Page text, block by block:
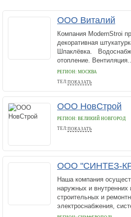
ООО Виталий
Компания ModernStroi
декоративная
Шпаклёвка.
отопление.
РЕГИОН: МОСКВА
ТЕЛ:ПОКАЗАТЬ
8985 127 28 02
ООО НовСтрой
РЕГИОН: ВЕЛИКИЙ НОВГОРОД
ТЕЛ:ПОКАЗАТЬ
90-99-20
ООО "СИНТЕЗ-
Наша компания
наружных и
строительных и
электроснабжения,